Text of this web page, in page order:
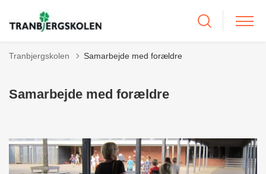
Tranbjergskolen Samarbejde med forældre
Samarbejde med forældre